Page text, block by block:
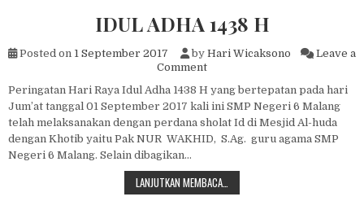
IDUL ADHA 1438 H
Posted on 1 September 2017 by Hari Wicaksono
Leave a
Commenton IDUL ADHA 1438 H
Peringatan Hari Raya Idul Adha 1438 H yang bertepatan pada hari
Jum’at tanggal 01 September 2017 kali ini SMP Negeri 6 Malang
telah melaksanakan dengan perdana sholat Id di Mesjid Al-huda
dengan Khotib yaitu Pak NUR WAKHID, S.Ag. guru agama SMP
Negeri 6 Malang. Selain dibagikan…
LANJUTKAN MEMBACA…